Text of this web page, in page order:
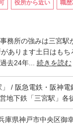
役所から近い 職
務所の強みは三宮駅
あります土日はもち
去24年... 続きを読む
/ 阪急電鉄・阪神電
地下鉄「三宮駅」各
庫県神戸市中央区御